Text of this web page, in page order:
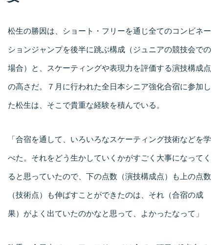
松生の勝因は、ショート・フリーを通じ全てのコンビネー
ションジャンプを後半に跳ぶ構成（ジュニアの競技会での
場合）と、スケーティングや表現力を評価する演技構成点
の高さだ。７月に行われた全日本シニア強化合宿に参加し
た松生は、そこで貴重な経験を積んでいる。
「合宿を通して、いろいろなスケーティング技術などを学
べた。それをどう生かしていくかがすごく大事になってく
ると思っていたので、下の点数（演技構成点）も上の点数
（技術点）も伸ばすことができたのは、それ（合宿の成
果）がよく出ていたのかなと思って、よかったなって」